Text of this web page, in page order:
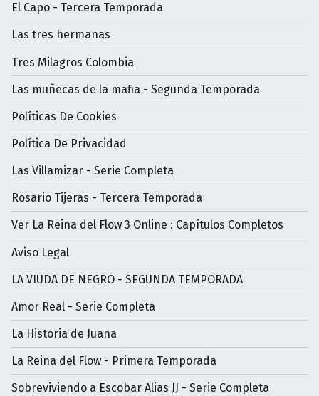
El Capo - Tercera Temporada
Las tres hermanas
Tres Milagros Colombia
Las muñecas de la mafia - Segunda Temporada
Políticas De Cookies
Política De Privacidad
Las Villamizar - Serie Completa
Rosario Tijeras - Tercera Temporada
Ver La Reina del Flow 3 Online : Capítulos Completos
Aviso Legal
LA VIUDA DE NEGRO - SEGUNDA TEMPORADA
Amor Real - Serie Completa
La Historia de Juana
La Reina del Flow - Primera Temporada
Sobreviviendo a Escobar Alias JJ - Serie Completa